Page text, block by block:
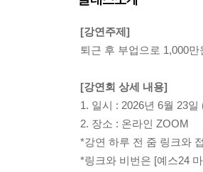
[강연주제]
퇴근 후 부업으로 1,000
[강연회 상세 내용]
1. 일시 : 2026년 6월 23
2. 장소 : 온라인 ZOOM
*강연 하루 전 줌 링크와
*링크와 비번은 [예스24